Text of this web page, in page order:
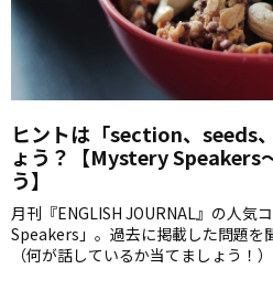
ヒントは「section、seeds
ょう？【Mystery Speakers
う】
月刊『ENGLISH JOURNAL』の人気
Speakers」。過去に掲載した問題
（何が話しているか当てましょう！